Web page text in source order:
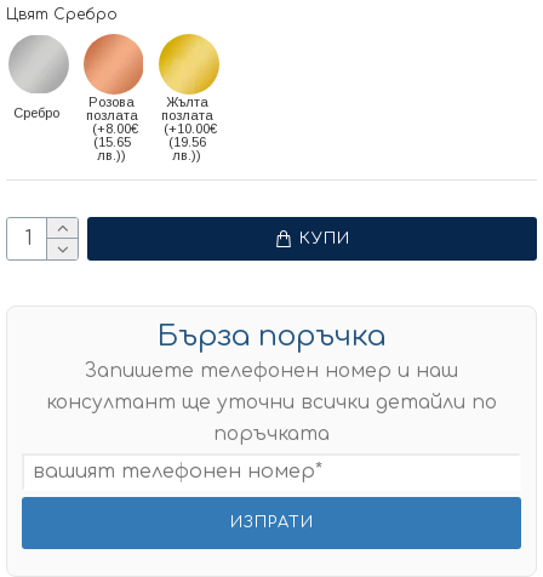
Цвят Сребро
Сребро
Розова
позлата
(+8.00€
(15.65
лв.))
Жълта
позлата
(+10.00€
(19.56
лв.))
КУПИ
Бърза поръчка
Запишете телефонен номер и наш
консултант ще уточни всички детайли по
поръчката